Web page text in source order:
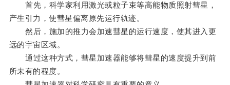
首先，科学家利用激光或粒子束等高能物质照射彗星，
产生引力，使彗星偏离原先运行轨迹。
然后，施加的推力会加速彗星的运行速度，使其进入更
远的宇宙区域。
通过这种方式，彗星加速器能够将彗星的速度提升到前
所未有的程度。